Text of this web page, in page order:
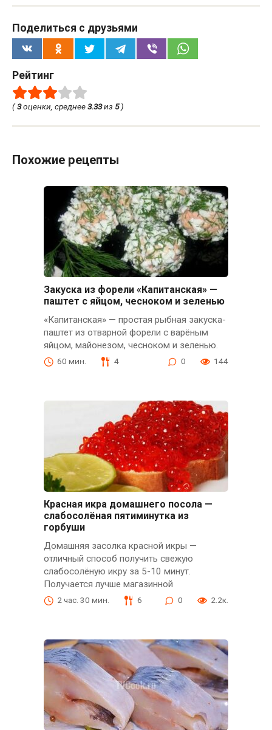
Поделиться с друзьями
Рейтинг
(3оценки, среднее3.33из 5)
Похожие рецепты
Закуска из форели «Капитанская» —
паштет с яйцом, чесноком и зеленью
«Капитанская» — простая рыбная закуска-
паштет из отварной форели с варёным
яйцом, майонезом, чесноком и зеленью.
60 мин. 4 0 144
Красная икра домашнего посола —
слабосолёная пятиминутка из
горбуши
Домашняя засолка красной икры —
отличный способ получить свежую
слабосолёную икру за 5-10 минут.
Получается лучше магазинной
2 час. 30 мин. 6 0 2.2к.